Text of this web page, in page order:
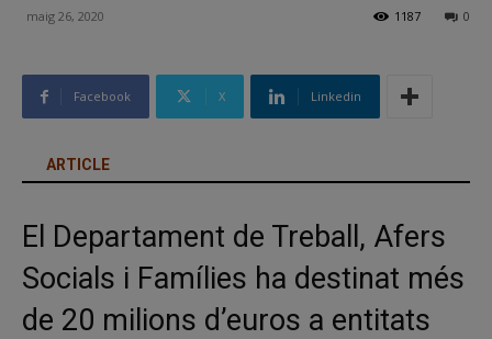
maig 26, 2020 0
1187
Facebook X Linkedin
ARTICLE
El Departament de Treball, Afers
Socials i Famílies ha destinat més
de 20 milions d’euros a entitats